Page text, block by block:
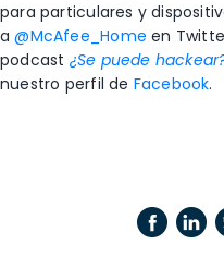
para particulares y
a@McAfee_Home en
podcast ¿Se puede
nuestro perfil de Facebook.